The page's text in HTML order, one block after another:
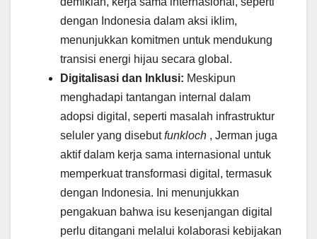
dengan Indonesia dalam aksi iklim,
menunjukkan komitmen untuk mendukung
transisi energi hijau secara global.
Digitalisasi dan Inklusi: Meskipun
menghadapi tantangan internal dalam
adopsi digital, seperti masalah infrastruktur
seluler yang disebutfunkloch , Jerman juga
aktif dalam kerja sama internasional untuk
memperkuat transformasi digital, termasuk
dengan Indonesia. Ini menunjukkan
pengakuan bahwa isu kesenjangan digital
perlu ditangani melalui kolaborasi kebijakan